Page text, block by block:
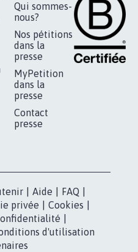
Qui sommes-
nous?
Nos pétitions
dans la
presse
MyPetition
dans la
presse
Contact
presse
Aide FAQ
privée Cookies
d'utilisation